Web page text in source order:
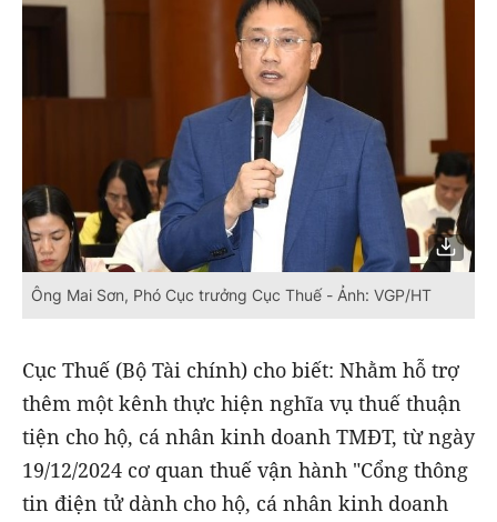
Ông Mai Sơn, Phó Cục trưởng Cục Thuế - Ảnh: VGP/HT
Cục Thuế (Bộ Tài chính) cho biết: Nhằm hỗ trợ
thêm một kênh thực hiện nghĩa vụ thuế thuận
tiện cho hộ, cá nhân kinh doanh TMĐT, từ ngày
19/12/2024 cơ quan thuế vận hành "Cổng thông
tin điện tử dành cho hộ, cá nhân kinh doanh